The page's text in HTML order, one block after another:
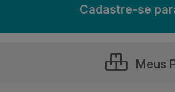
Cadastre-se
Meus